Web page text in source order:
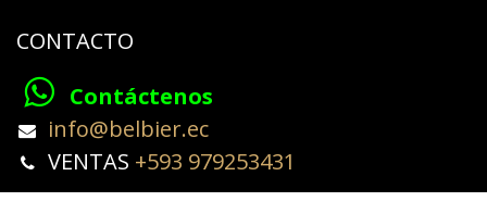
CONTACTO
Contáctenos
​info@belbier.ec​
​​​​​​VENTAS +593 979253431